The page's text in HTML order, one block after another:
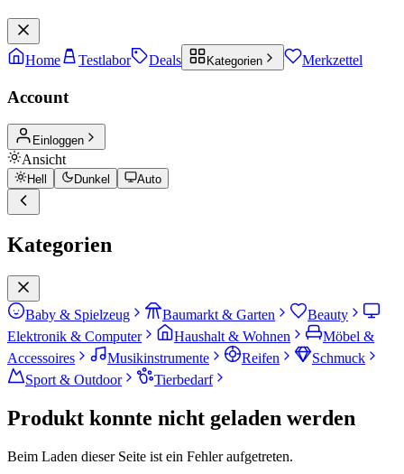
Home Testlabor Deals Kategorien Merkzettel
Account
Einloggen
Ansicht
Hell Dunkel Auto
Kategorien
Baby & Spielzeug Baumarkt & Garten
Beauty
Elektronik & Computer
Haushalt & Wohnen
Möbel &
Accessoires
Musikinstrumente Reifen
Schmuck
Sport & Outdoor
Tierbedarf
Produkt konnte nicht geladen werden
Beim Laden dieser Seite ist ein Fehler aufgetreten.